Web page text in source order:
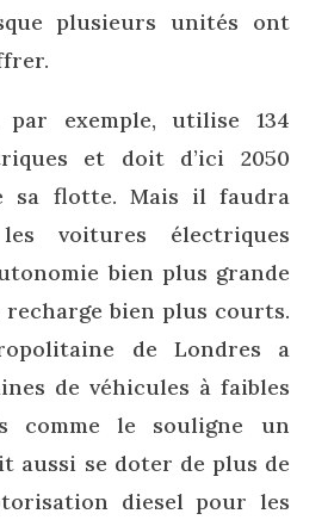
plusieurs unités ont
par exemple, utilise 134
et doit d’ici 2050
sa flotte. Mais il faudra
voitures électriques
bien plus grande
recharge bien plus courts.
de Londres a
de véhicules à faibles
comme le souligne un
aussi se doter de plus de
diesel pour les